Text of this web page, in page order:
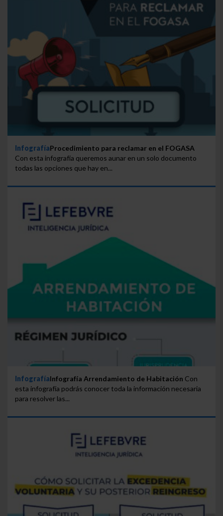
InfografíaProcedimiento para reclamar en el FOGASA
Con esta infografía queremos aunar en un solo documento
todas las opciones que hay en...
InfografíaInfografía Arrendamiento de Habitación Con
esta infografía podrás conocer toda la información necesaria
para resolver las...